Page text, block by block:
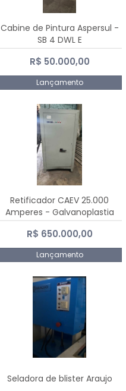
Cabine de Pintura Aspersul -
SB 4 DWL E
R$ 50.000,00
Lançamento
Retificador CAEV 25.000
Amperes - Galvanoplastia
R$ 650.000,00
Lançamento
Seladora de blister Araujo